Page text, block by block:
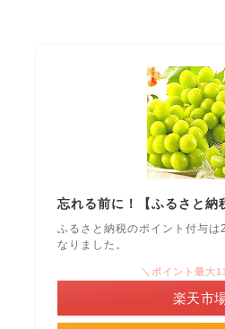
忘れる前に！【ふるさと納
ふるさと納税のポイント付与
なりました。
＼ポイント最大
楽天市